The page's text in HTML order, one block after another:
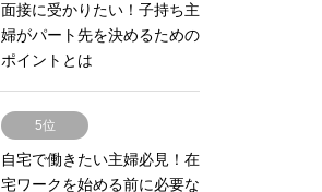
面接に受かりたい！子持ち主
婦がパート先を決めるための
ポイントとは
5位
自宅で働きたい主婦必見！在
宅ワークを始める前に必要な